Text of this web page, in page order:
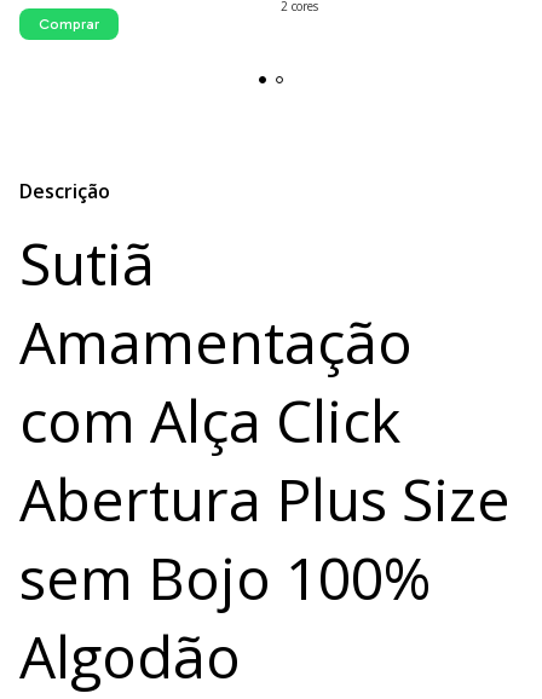
Comprar
2 cores
Descrição
Sutiã
Amamentação
com Alça Click
Abertura Plus Size
sem Bojo 100%
Algodão